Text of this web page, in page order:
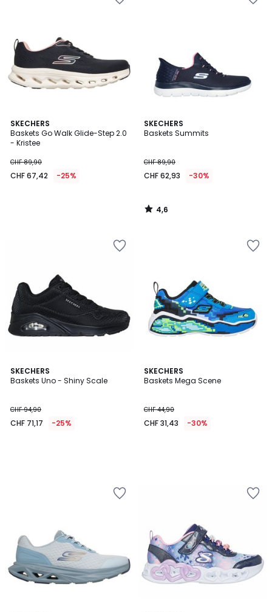
SKECHERS
Baskets Go Walk Glide-Step 2.0
- Kristee
CHF 89,90
CHF 67,42 -25%
SKECHERS
Baskets Summits
CHF 89,90
CHF 62,93 -30%
4,6
/ 5
4,6
/
SKECHERS
Baskets Uno - Shiny Scale
CHF 94,90
CHF 71,17 -25%
SKECHERS
Baskets Mega Scene
CHF 44,90
CHF 31,43 -30%